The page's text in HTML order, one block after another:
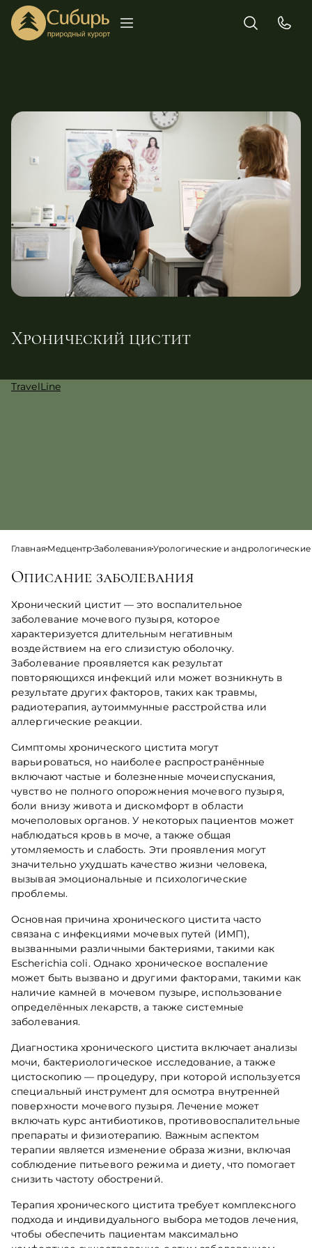
Хронический цистит
TravelLine
ГлавнаяМедцентрЗаболеванияУрологические и
Описание заболевания
Хронический цистит — это воспалительное
заболевание мочевого пузыря, которое
характеризуется длительным негативным
воздействием на его слизистую оболочку.
Заболевание проявляется как результат
повторяющихся инфекций или может возникнуть в
результате других факторов, таких как травмы,
радиотерапия, аутоиммунные расстройства или
аллергические реакции.
Симптомы хронического цистита могут
варьироваться, но наиболее распространённые
включают частые и болезненные мочеиспускания,
чувство не полного опорожнения мочевого пузыря,
боли внизу живота и дискомфорт в области
мочеполовых органов. У некоторых пациентов может
наблюдаться кровь в моче, а также общая
утомляемость и слабость. Эти проявления могут
значительно ухудшать качество жизни человека,
вызывая эмоциональные и психологические
проблемы.
Основная причина хронического цистита часто
связана с инфекциями мочевых путей (ИМП),
вызванными различными бактериями, такими как
Escherichia coli. Однако хроническое воспаление
может быть вызвано и другими факторами, такими как
наличие камней в мочевом пузыре, использование
определённых лекарств, а также системные
заболевания.
Диагностика хронического цистита включает анализы
мочи, бактериологическое исследование, а также
цистоскопию — процедуру, при которой используется
специальный инструмент для осмотра внутренней
поверхности мочевого пузыря. Лечение может
включать курс антибиотиков, противовоспалительные
препараты и физиотерапию. Важным аспектом
терапии является изменение образа жизни, включая
соблюдение питьевого режима и диету, что помогает
снизить частоту обострений.
Терапия хронического цистита требует комплексного
подхода и индивидуального выбора методов лечения,
чтобы обеспечить пациентам максимально